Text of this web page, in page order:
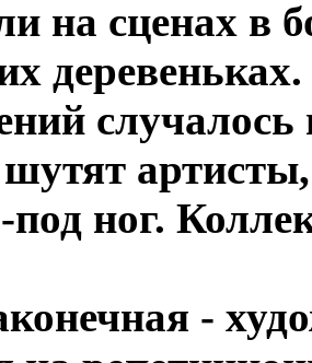
на сценах в
под ног.
-